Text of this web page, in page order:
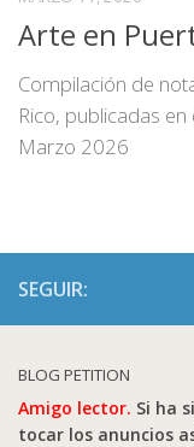
Arte en
Compilación de
Rico, publicadas
Marzo 2026
SEGUIR:
BLOG PETITION
Amigo lector. Si ha
tocar los anuncios